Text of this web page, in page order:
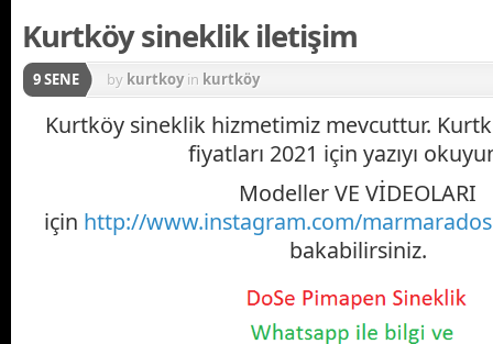
Kurtköy sineklik iletişim
9 SENE by kurtkoy in kurtköy
Kurtköy sineklik hizmetimiz mevcuttur.
fiyatları 2021 için yazıyı
Modeller VE VİDEOLARI
için http://www.instagram.com/
bakabilirsiniz.